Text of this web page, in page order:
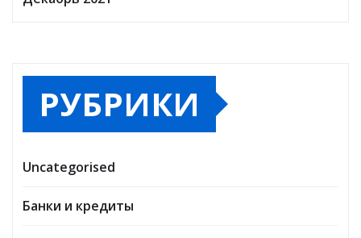
РУБРИКИ
Uncategorised
Банки и кредиты